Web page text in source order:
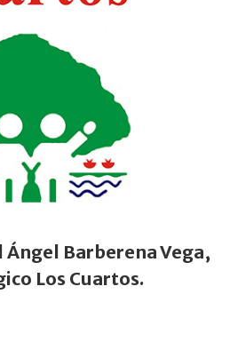
Barberena Vega,
Los Cuartos.